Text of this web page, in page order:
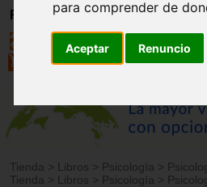
para comprender de
Aceptar Renuncio
Registro
Tienda > Libros > Psicología >
Tienda
> Libros > Psicología >